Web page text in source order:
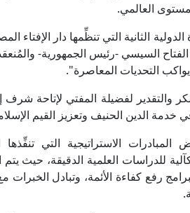
العالمي.
الثانية التي تنظِّمها دار الإفتاء
السيسي -رئيس الجمهورية-
التحديات المعاصرة".
لفضيلة المفتي لإتاحة شرف
خدمة الدين الحنيف وتعزيز القيم
الاستراتيجية التي تنفِّذها
للدراسات العلمية الدقيقة، حيث يتم
رفع كفاءة الأئمة، وتبادل الخبرات مع